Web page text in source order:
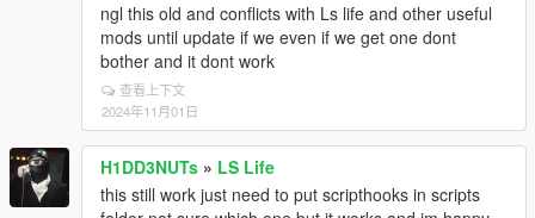
ngl this old and conflicts with Ls life and other useful
mods until update if we even if we get one dont
bother and it dont work
查看上下文
2024年11月01日
H1DD3NUTs » LS Life
this still work just need to put scripthooks in scripts